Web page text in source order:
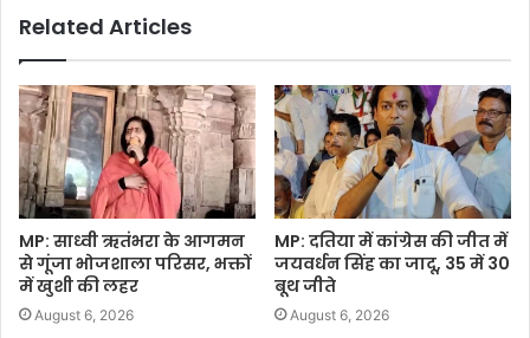
Related Articles
MP: साध्वी ऋतंभरा के आगमन
से गूंजा भोजशाला परिसर, भक्तों
में खुशी की लहर
August 6, 2026
MP: दतिया में कांग्रेस की जीत में
जयवर्धन सिंह का जादू, 35 में 30
बूथ जीते
August 6, 2026